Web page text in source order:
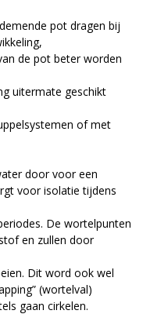
pot dragen bij
de pot beter worden
uitermate geschikt
of met
door voor een
voor isolatie tijdens
De wortelpunten
en zullen door
Dit word ook wel
(wortelval)
gaan cirkelen.